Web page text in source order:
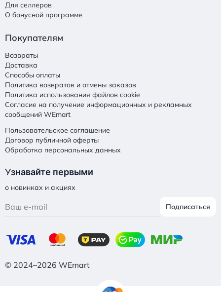
Для селлеров
О бонусной программе
Покупателям
Возвраты
Доставка
Способы оплаты
Политика возвратов и отмены заказов
Политика использования файлов cookie
Согласие на получение информационных и рекламных
сообщений WEmart
Пользовательское соглашение
Договор публичной оферты
Обработка персональных данных
Узнавайте первыми
о новинках и акциях
Подписаться
© 2024–2026 WEmart